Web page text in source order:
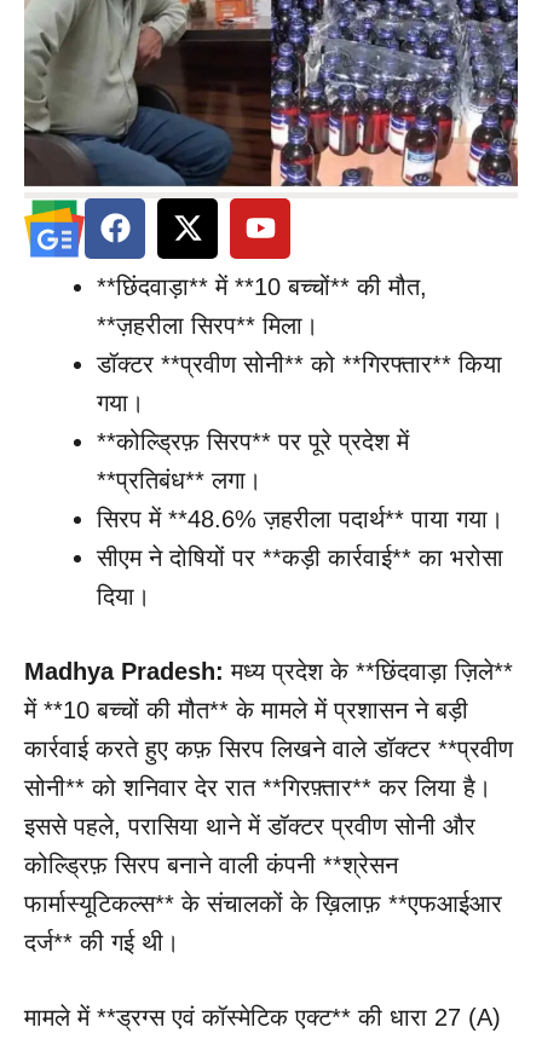
**छिंदवाड़ा** में **10 बच्चों** की मौत,
**ज़हरीला सिरप** मिला।
डॉक्टर **प्रवीण सोनी** को **गिरफ्तार** किया
गया।
**कोल्ड्रिफ़ सिरप** पर पूरे प्रदेश में
**प्रतिबंध** लगा।
सिरप में **48.6% ज़हरीला पदार्थ** पाया गया।
सीएम ने दोषियों पर **कड़ी कार्रवाई** का भरोसा
दिया।
Madhya Pradesh: मध्य प्रदेश के **छिंदवाड़ा ज़िले**
में **10 बच्चों की मौत** के मामले में प्रशासन ने बड़ी
कार्रवाई करते हुए कफ़ सिरप लिखने वाले डॉक्टर **प्रवीण
सोनी** को शनिवार देर रात **गिरफ़्तार** कर लिया है।
इससे पहले, परासिया थाने में डॉक्टर प्रवीण सोनी और
कोल्ड्रिफ़ सिरप बनाने वाली कंपनी **श्रेसन
फार्मास्यूटिकल्स** के संचालकों के ख़िलाफ़ **एफआईआर
दर्ज** की गई थी।
मामले में **ड्रग्स एवं कॉस्मेटिक एक्ट** की धारा 27 (A)